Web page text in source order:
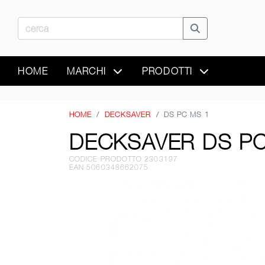
HOME MARCHI PRODOTTI
HOME DECKSAVER DS PC MS 1
DECKSAVER DS
CODICE PRODOTTO 2303197
EAN 5060348662075